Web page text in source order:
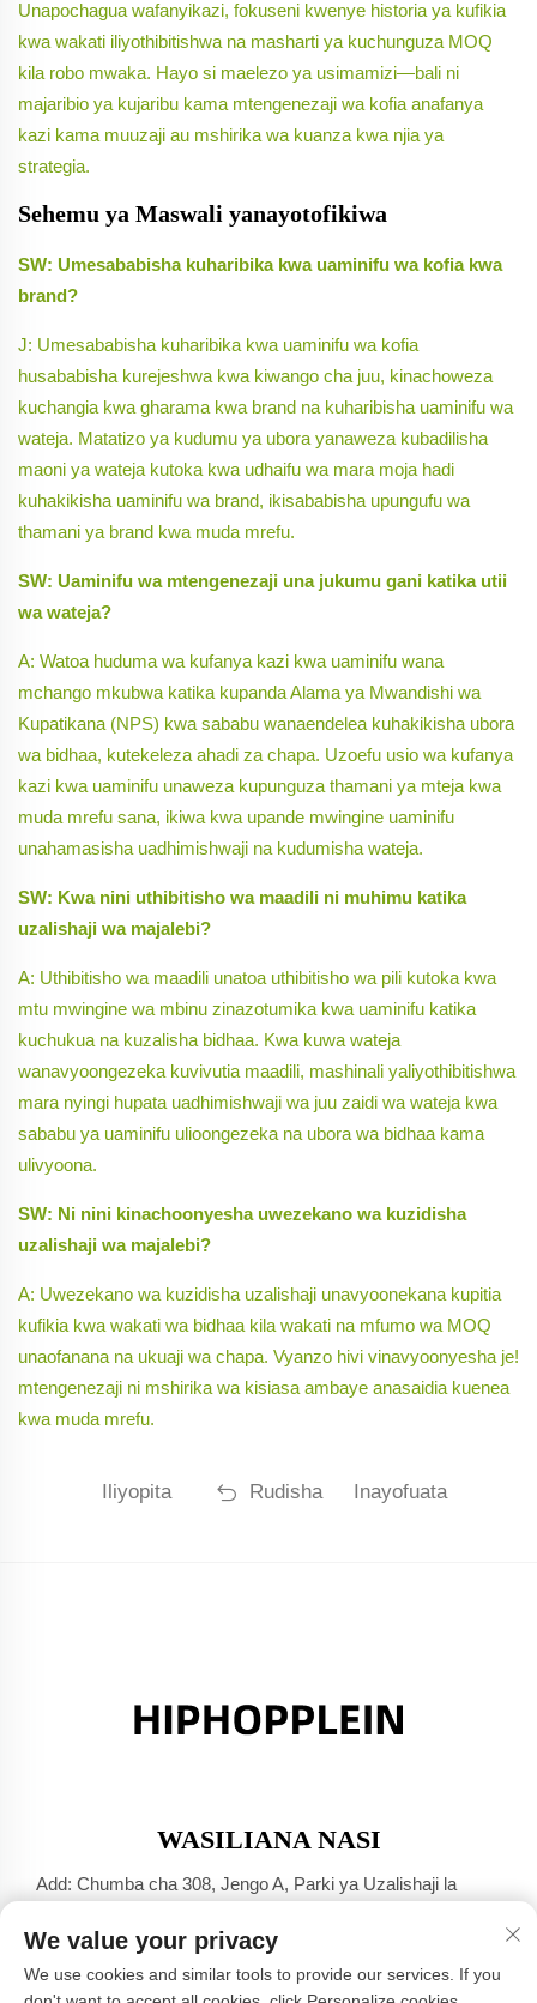
Unapochagua wafanyikazi, fokuseni kwenye historia ya kufikia
kwa wakati iliyothibitishwa na masharti ya kuchunguza MOQ
kila robo mwaka. Hayo si maelezo ya usimamizi—bali ni
majaribio ya kujaribu kama mtengenezaji wa kofia anafanya
kazi kama muuzaji au mshirika wa kuanza kwa njia ya
strategia.
Sehemu ya Maswali yanayotofikiwa
SW: Umesababisha kuharibika kwa uaminifu wa kofia kwa
brand?
J: Umesababisha kuharibika kwa uaminifu wa kofia
husababisha kurejeshwa kwa kiwango cha juu, kinachoweza
kuchangia kwa gharama kwa brand na kuharibisha uaminifu wa
wateja. Matatizo ya kudumu ya ubora yanaweza kubadilisha
maoni ya wateja kutoka kwa udhaifu wa mara moja hadi
kuhakikisha uaminifu wa brand, ikisababisha upungufu wa
thamani ya brand kwa muda mrefu.
SW: Uaminifu wa mtengenezaji una jukumu gani katika utii
wa wateja?
A: Watoa huduma wa kufanya kazi kwa uaminifu wana
mchango mkubwa katika kupanda Alama ya Mwandishi wa
Kupatikana (NPS) kwa sababu wanaendelea kuhakikisha ubora
wa bidhaa, kutekeleza ahadi za chapa. Uzoefu usio wa kufanya
kazi kwa uaminifu unaweza kupunguza thamani ya mteja kwa
muda mrefu sana, ikiwa kwa upande mwingine uaminifu
unahamasisha uadhimishwaji na kudumisha wateja.
SW: Kwa nini uthibitisho wa maadili ni muhimu katika
uzalishaji wa majalebi?
A: Uthibitisho wa maadili unatoa uthibitisho wa pili kutoka kwa
mtu mwingine wa mbinu zinazotumika kwa uaminifu katika
kuchukua na kuzalisha bidhaa. Kwa kuwa wateja
wanavyoongezeka kuvivutia maadili, mashinali yaliyothibitishwa
mara nyingi hupata uadhimishwaji wa juu zaidi wa wateja kwa
sababu ya uaminifu ulioongezeka na ubora wa bidhaa kama
ulivyoona.
SW: Ni nini kinachoonyesha uwezekano wa kuzidisha
uzalishaji wa majalebi?
A: Uwezekano wa kuzidisha uzalishaji unavyoonekana kupitia
kufikia kwa wakati wa bidhaa kila wakati na mfumo wa MOQ
unaofanana na ukuaji wa chapa. Vyanzo hivi vinavyoonyesha je!
mtengenezaji ni mshirika wa kisiasa ambaye anasaidia kuenea
kwa muda mrefu.
Iliyopita Rudisha Inayofuata
WASILIANA NASI
Add: Chumba cha 308, Jengo A, Parki ya Uzalishaji la
Simu:+86-17304049586
Barua Pepe:[email protected]
We value your privacy
We use cookies and similar tools to provide our services. If you